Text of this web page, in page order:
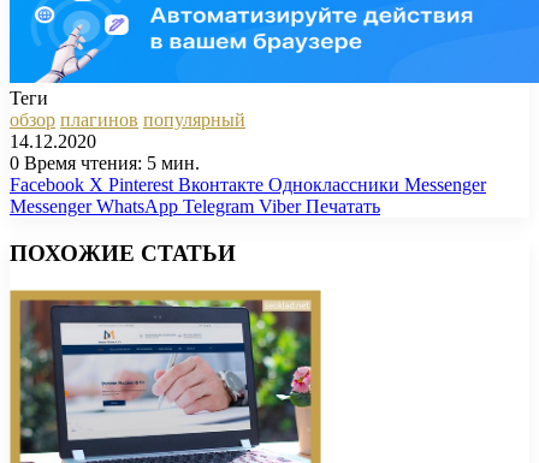
Теги
обзор плагинов популярный
14.12.2020
0 Время чтения: 5 мин.
Facebook X Pinterest Вконтакте Одноклассники Messenger
Messenger WhatsApp Telegram Viber Печатать
ПОХОЖИЕ СТАТЬИ